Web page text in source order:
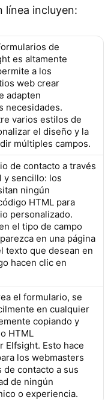
línea incluyen:
de
es altamente
a los
web crear
adapten
necesidades.
varios estilos de
el diseño y la
múltiples campos.
de contacto a través
y sencillo: los
ningún
HTML para
personalizado.
el tipo de campo
en una página
texto que desean en
hacen clic en
el formulario, se
en cualquier
copiando y
HTML
Elfsight. Esto hace
los webmasters
contacto a sus
de ningún
o experiencia.